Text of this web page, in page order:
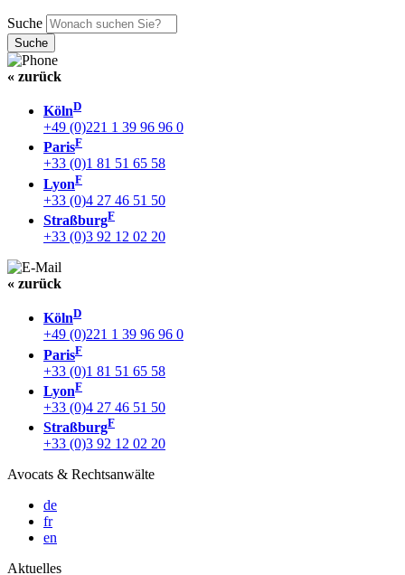
Suche
« zurück
KölnD
+49 (0)221 1 39 96 96 0
ParisF
+33 (0)1 81 51 65 58
LyonF
+33 (0)4 27 46 51 50
StraßburgF
+33 (0)3 92 12 02 20
« zurück
KölnD
+49 (0)221 1 39 96 96 0
ParisF
+33 (0)1 81 51 65 58
LyonF
+33 (0)4 27 46 51 50
StraßburgF
+33 (0)3 92 12 02 20
Avocats & Rechtsanwälte
de
fr
en
Aktuelles